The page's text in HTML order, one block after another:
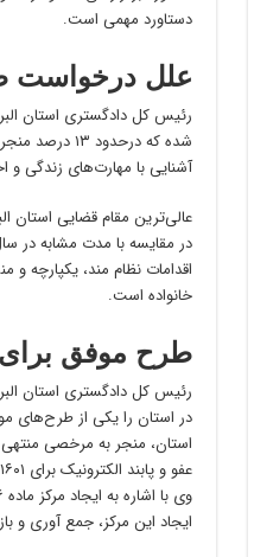
دستاورد مهمی است.
علل درخواست
شده که
آشنایی با مهارت‌های زندگی و
اقدامات نظام مند، یکپارچه
خانواده است.
طرح موفق برای ۱۶۰۱ زندانی
رئیس کل دادگستری استان
استان، منجر به مرخصی منتهی
عفو و پابند الکترونیک برای ۱۶۰۱ زندانی شده است.
ایجاد این مرکز، جمع آوری و